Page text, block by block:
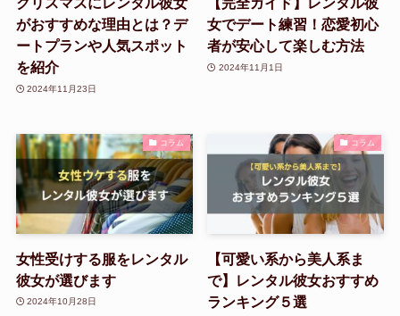
がおすすめな理由とは？デ
ートプランや人気スポット
を紹介
2024年11月23日
女でデート練習！恋愛初心
者が安心して楽しむ方法
2024年11月1日
コラム
女性受けする服をレンタル
彼女が選びます
2024年10月28日
コラム
【可愛い系から美人系ま
で】レンタル彼女おすすめ
ランキング５選